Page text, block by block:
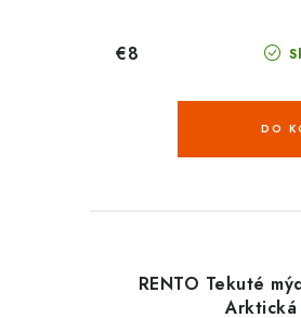
€8
DO
RENTO Tekuté